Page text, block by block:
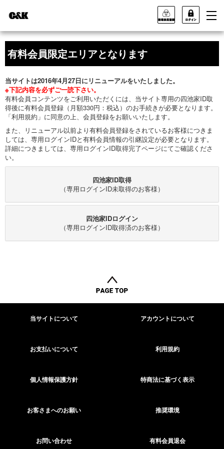
有料会員限定エリアとなります
当サイトは2016年4月27日にリニューアルをいたしました。
※下記内容を必ずご一読下さい。
有料会員コンテンツをご利用いただくには、当サイト専用の四池家ID取
得後に有料会員登録（月額330円：税込）のお手続きが必要となります。
「利用規約」に同意の上、会員登録をお願いいたします。
また、リニューアル以前より有料会員登録をされているお客様につきま
しては、専用ログインIDと有料会員情報の引継設定が必要となります。
詳細につきましては、専用ログインID取得完了ページにてご確認くださ
い。
四池家ID取得
（専用ログインID未取得のお客様）
四池家IDログイン
（専用ログインID取得済のお客様）
当サイトについて アカウントについて
お支払いについて 利用規約
個人情報保護方針 特商法に基づく表示
お客さまへのお願い 推奨環境
お問い合わせ 有料会員退会